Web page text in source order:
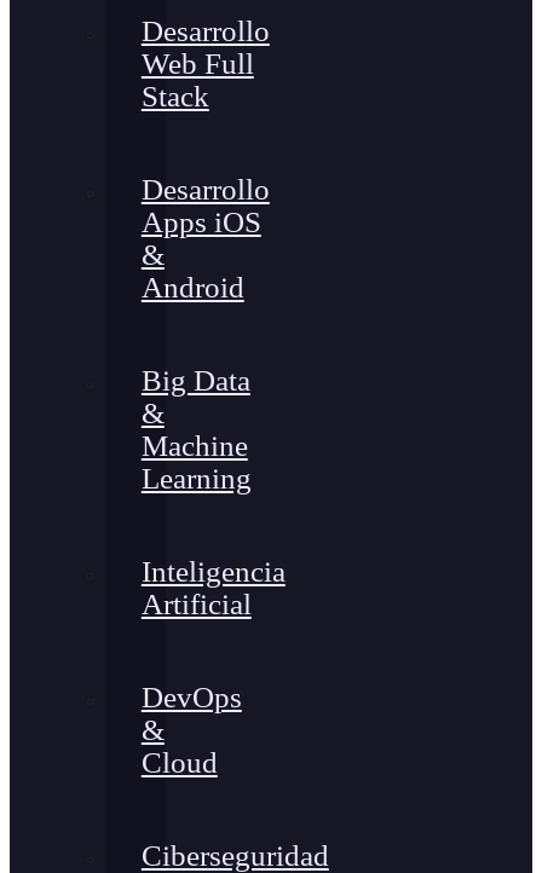
Desarrollo
Web Full
Stack
Desarrollo
Apps iOS
&
Android
Big Data
&
Machine
Learning
Inteligencia
Artificial
DevOps
&
Cloud
Ciberseguridad